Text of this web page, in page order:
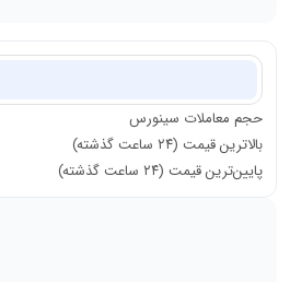
حجم معاملات سینورس
بالاترین قیمت (۲۴ ساعت گذشته)
پایین‌ترین قیمت (۲۴ ساعت گذشته)